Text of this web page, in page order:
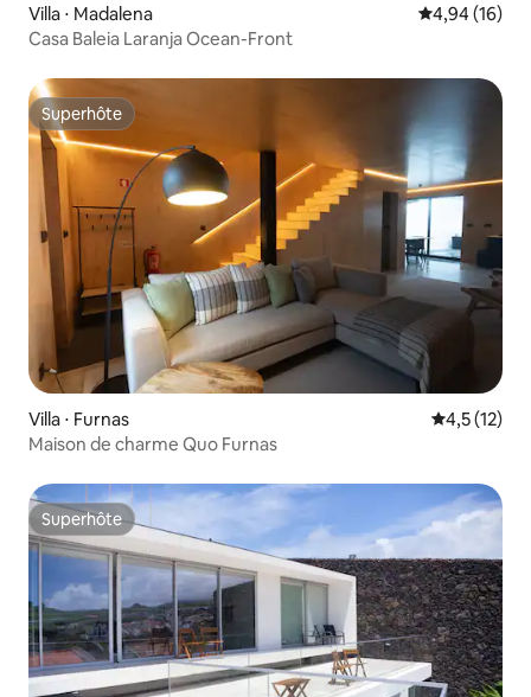
Villa ⋅ Madalena Évaluation
4,94 (16)
Casa Baleia Laranja Ocean-Front
Superhôte
Superhôte
Villa ⋅ Furnas Évaluation
4,5 (12)
Maison de charme Quo Furnas
Superhôte
Superhôte